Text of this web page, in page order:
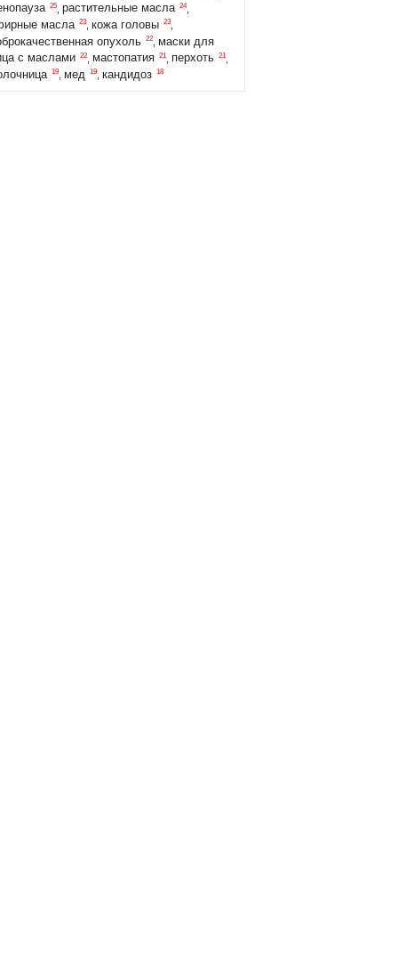
25 растительные масла 24,
масла 23 кожа головы 23
опухоль 22
маски для
с маслами 22 мастопатия 21 перхоть 21
19 мед 19 кандидоз 18